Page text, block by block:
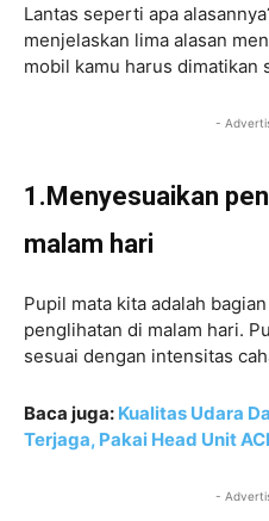
Lantas seperti apa
menjelaskan lima alasan
mobil kamu harus dimatikan
-
1.Menyesuaikan
malam hari
Pupil mata kita adalah
penglihatan di malam hari.
sesuai dengan intensitas
Baca juga: Kualitas Udara
Terjaga, Pakai Head Unit
-